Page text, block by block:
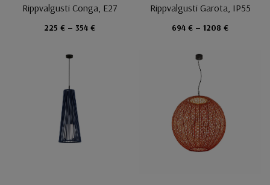
Rippvalgusti Conga, E27
225 € – 354 €
Rippvalgusti Garota, IP55
694 € – 1208 €